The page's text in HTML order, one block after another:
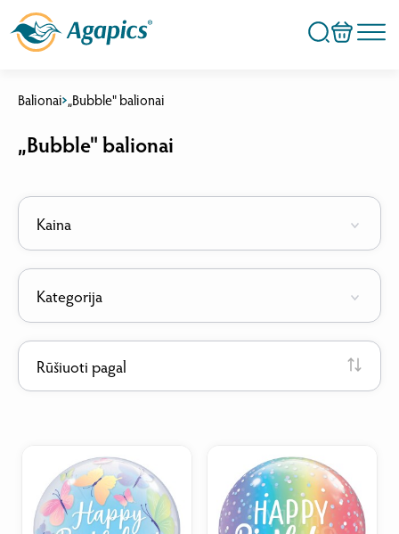
„Bubble" balionai
Balionai „Bubble" balionai
Kaina
Kategorija